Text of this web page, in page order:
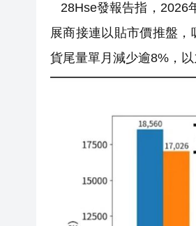
28Hse發報告指，2026
展商接連以貼市價推盤
貨尾量單月減少逾8%，